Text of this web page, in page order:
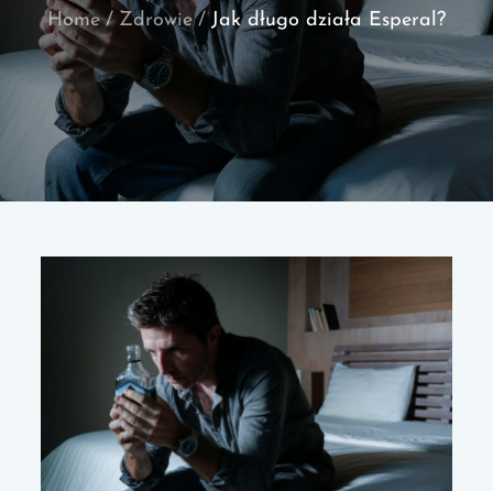
Home Zdrowie Jak długo działa Esperal?